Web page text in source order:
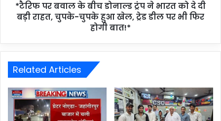
*टैरिफ पर बवाल के बीच डोनाल्ड ट्रंप ने भारत को दे दी
बड़ी राहत, चुपके-चुपके हुआ खेल, ट्रेड डील पर भी फिर
होगी बात!*
Related Articles